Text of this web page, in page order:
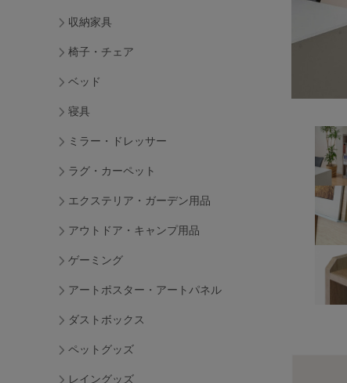
収納家具
椅子・チェア
ベッド
寝具
ミラー・ドレッサー
ラグ・カーペット
エクステリア・ガーデン用品
アウトドア・キャンプ用品
ゲーミング
アートポスター・アートパネル
ダストボックス
ペットグッズ
レイングッズ